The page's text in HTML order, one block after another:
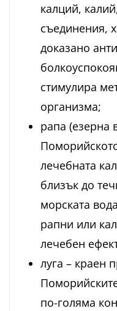
калций,
съединения,
доказано
стимулира
организма;
рапа (езерна
лечебната
близък до
морската
рапни или
лечебен
луга – краен
по-голяма